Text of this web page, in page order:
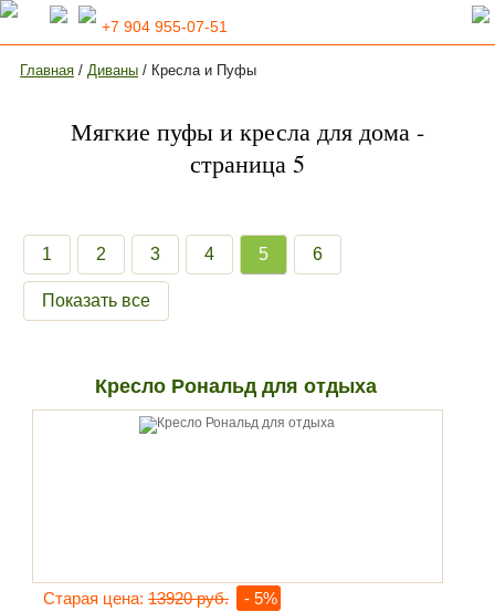
+7 904 955-07-51
Главная / Диваны / Кресла и Пуфы
Мягкие пуфы и кресла для дома -
страница 5
1 2 3 4 5 6
Показать все
Кресло Рональд для отдыха
Старая цена: 13920 руб. - 5%